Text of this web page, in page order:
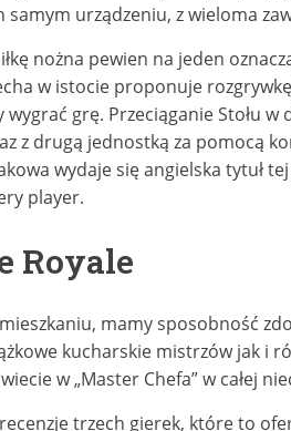
urządzeniu, z wieloma
nożna pewien na jeden
w istocie proponuje
grę. Przeciąganie Stołu
z drugą jednostką za pomocą
wydaje się angielska tytuł
player.
Royale
mamy sposobność
kucharskie mistrzów jak i
w „Master Chefa” w całej
trzech gierek, które to